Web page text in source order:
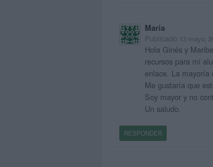
María
Publicado 13 mayo,
Hola Ginés y
recursos para mi
enlace. La mayoría
Me gustaría que
Soy mayor y no
Un saludo.
RESPONDER